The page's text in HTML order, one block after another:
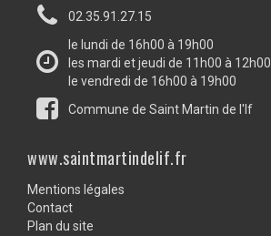
02.35.91.27.15
le lundi de 16h00 à 19h00
les mardi et jeudi de 11h00 à 12h00
le vendredi de 16h00 à 19h00
Commune de Saint Martin de l'If
www.saintmartindelif.fr
Mentions légales
Contact
Plan du site